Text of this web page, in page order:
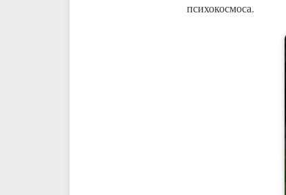
психокосмоса.